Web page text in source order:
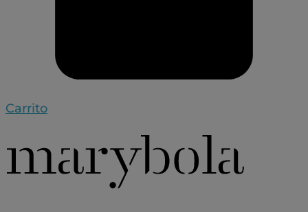
Carrito